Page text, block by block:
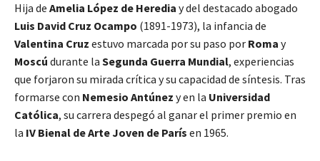
Hija de Amelia López de Heredia y del destacado abogado
Luis David Cruz Ocampo (1891-1973), la infancia de
Valentina Cruz estuvo marcada por su paso por Roma y
Moscú durante la Segunda Guerra Mundial, experiencias
que forjaron su mirada crítica y su capacidad de síntesis. Tras
formarse con Nemesio Antúnez y en la Universidad
Católica, su carrera despegó al ganar el primer premio en
la IV Bienal de Arte Joven de París en 1965.